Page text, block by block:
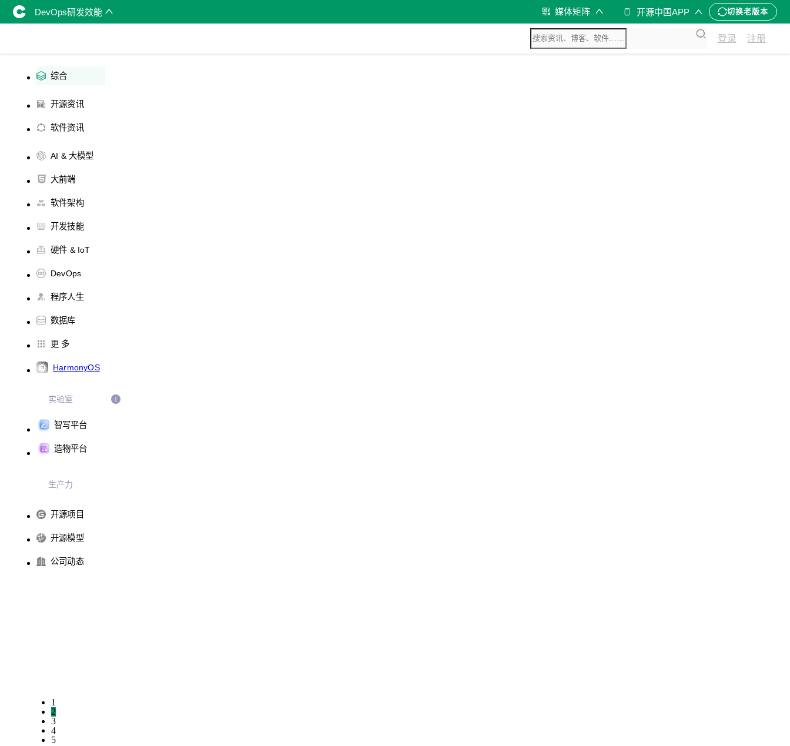
DevOps研发效能 媒体矩阵 开源中国APP 切换老版本
登录 注册
综合
开源资讯
软件资讯
AI & 大模型
大前端
软件架构
开发技能
硬件 & IoT
DevOps
程序人生
数据库
更 多
HarmonyOS
实验室
智写平台
造物平台
生产力
开源项目
开源模型
公司动态
1
2
3
4
5